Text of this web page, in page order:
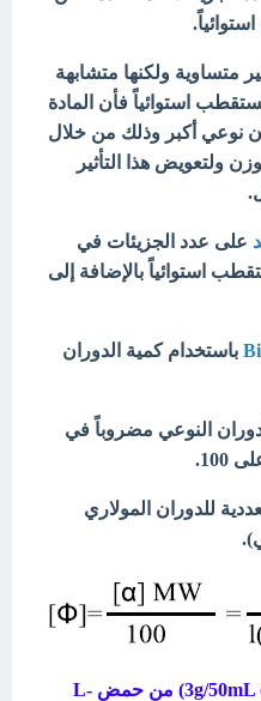
متساوية ولكنها متشابهة
استوائياً فأن المادة
نوعي أكبر وذلك من خلال
ولتعويض هذا التأثير
على عدد الجزيئات في
استوائياً بالإضافة إلى
باستخدام كمية الدوران
النوعي مضروباً في
العددية للدوران المولاري
لدينا محلول (3g/50mL of 6N HCl) من حمض L-